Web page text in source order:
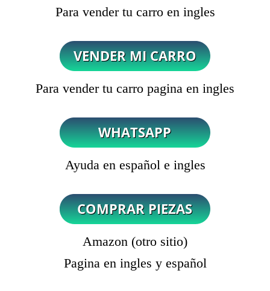
Para vender tu carro en ingles
Para vender tu carro pagina en ingles
Ayuda en español e ingles
Amazon (otro sitio)
Pagina en ingles y español